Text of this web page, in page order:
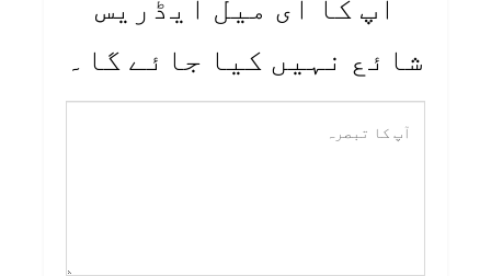
شائع نہیں کیا جائے گا۔